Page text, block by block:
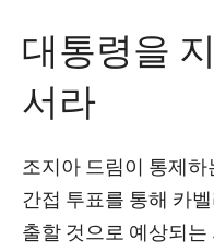
대통령을
서라
조지아 드림이 통제
간접 투표를 통해 카
출할 것으로 예상되